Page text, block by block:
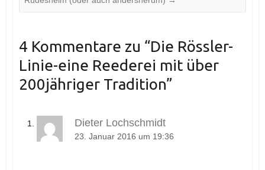
4 Kommentare zu “Die Rössler-
Linie-eine Reederei mit über
200jähriger Tradition”
Dieter Lochschmidt
23. Januar 2016 um 19:36